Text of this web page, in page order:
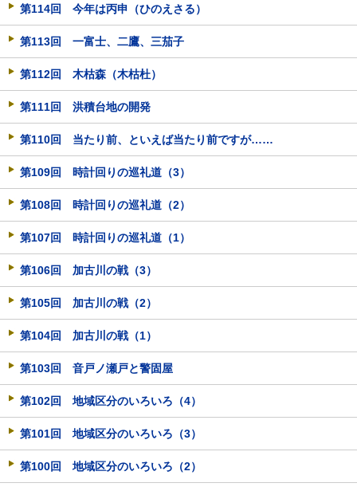
第114回 今年は丙申（ひのえさる）
第113回 一富士、二鷹、三茄子
第112回 木枯森（木枯杜）
第111回 洪積台地の開発
第110回 当たり前、といえば当たり前ですが……
第109回 時計回りの巡礼道（3）
第108回 時計回りの巡礼道（2）
第107回 時計回りの巡礼道（1）
第106回 加古川の戦（3）
第105回 加古川の戦（2）
第104回 加古川の戦（1）
第103回 音戸ノ瀬戸と警固屋
第102回 地域区分のいろいろ（4）
第101回 地域区分のいろいろ（3）
第100回 地域区分のいろいろ（2）